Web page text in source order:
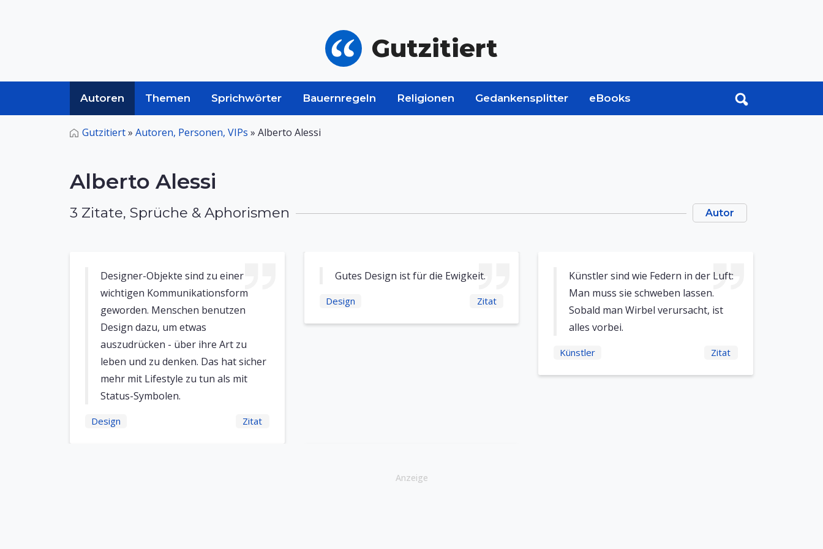
Gutzitiert
Autoren Themen Sprichwörter Bauernregeln Religionen Gedankensplitter eBooks
Gutzitiert» Autoren, Personen, VIPs » Alberto Alessi
Alberto Alessi
3 Zitate, Sprüche & Aphorismen Autor
Designer-Objekte sind zu einer
wichtigen Kommunikationsform
geworden. Menschen benutzen
Design dazu, um etwas
auszudrücken - über ihre Art zu
leben und zu denken. Das hat sicher
mehr mit Lifestyle zu tun als mit
Status-Symbolen.
Design Zitat
Gutes Design ist für die Ewigkeit.
Design Zitat
Künstler sind wie Federn in der Luft:
Man muss sie schweben lassen.
Sobald man Wirbel verursacht, ist
alles vorbei.
Künstler Zitat
Anzeige